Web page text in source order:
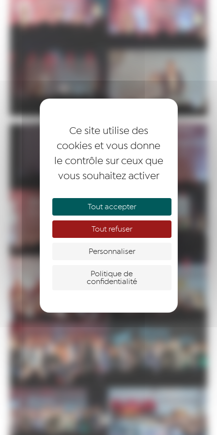
Ce site utilise des
cookies et vous donne
le contrôle sur ceux que
vous souhaitez activer
Tout accepter
Tout refuser
Personnaliser
Politique de
confidentialité